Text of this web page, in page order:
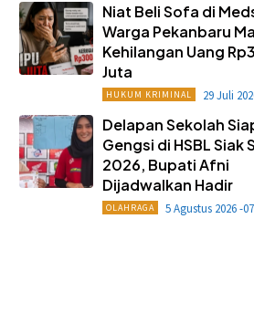
Niat Beli Sofa di
Warga Pekanbaru
Kehilangan Uang
Juta
HUKUM KRIMINAL 29 Juli
Delapan Sekolah
Gengsi di HSBL Siak
2026, Bupati Afni
Dijadwalkan Hadir
OLAHRAGA 5 Agustus 2026 -